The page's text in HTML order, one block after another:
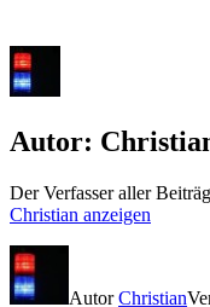
Autor:
Der Verfasser aller
Christian anzeigen
AutorChristian